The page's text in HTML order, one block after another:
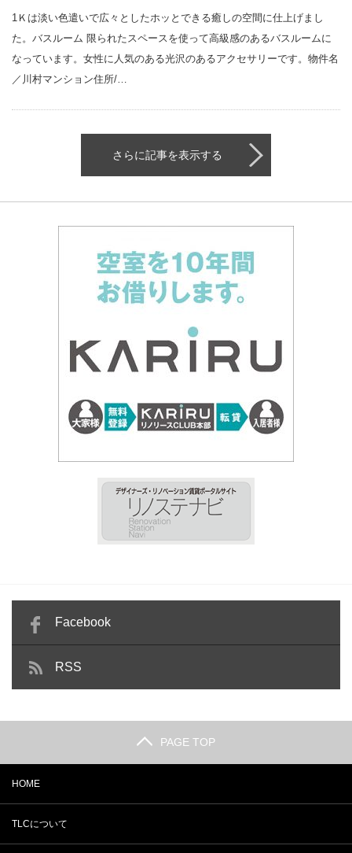
1Ｋは淡い色遣いで広々としたホッとできる癒しの空間に仕上げまし
た。バスルーム 限られたスペースを使って高級感のあるバスルームに
なっています。女性に人気のある光沢のあるアクセサリーです。物件名
／川村マンション住所/…
さらに記事を表示する
Facebook
RSS
PAGE TOP
HOME
TLCについて